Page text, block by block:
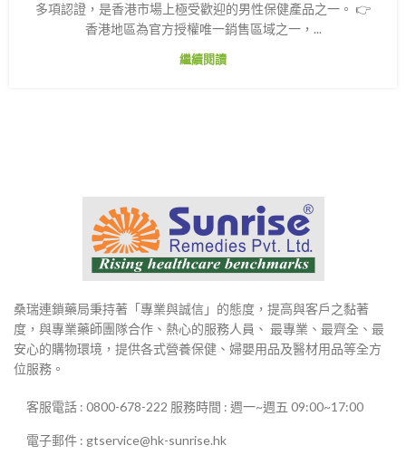
多項認證，是香港市場上極受歡迎的男性保健產品之一。 👉
香港地區為官方授權唯一銷售區域之一，...
繼續閱讀
桑瑞連鎖藥局秉持著「專業與誠信」的態度，提高與客戶之黏著
度，與專業藥師團隊合作、熱心的服務人員、 最專業、最齊全、最
安心的購物環境，提供各式營養保健、婦嬰用品及醫材用品等全方
位服務。
客服電話 : 0800-678-222 服務時間 : 週一~週五 09:00~17:00
電子郵件 : gtservice@hk-sunrise.hk